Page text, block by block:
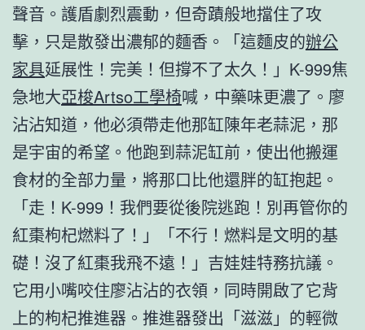
聲音。護盾劇烈震動，但奇蹟般地擋住了攻
擊，只是散發出濃郁的麵香。「這麵皮的辦公
家具延展性！完美！但撐不了太久！」K-999焦
急地大亞梭Artso工學椅喊，中藥味更濃了。廖
沾沾知道，他必須帶走他那缸陳年老蒜泥，那
是宇宙的希望。他跑到蒜泥缸前，使出他搬運
食材的全部力量，將那口比他還胖的缸抱起。
「走！K-999！我們要從後院逃跑！別再管你的
紅棗枸杞燃料了！」「不行！燃料是文明的基
礎！沒了紅棗我飛不遠！」吉娃娃特務抗議。
它用小嘴咬住廖沾沾的衣領，同時開啟了它背
上的枸杞推進器。推進器發出「滋滋」的輕微